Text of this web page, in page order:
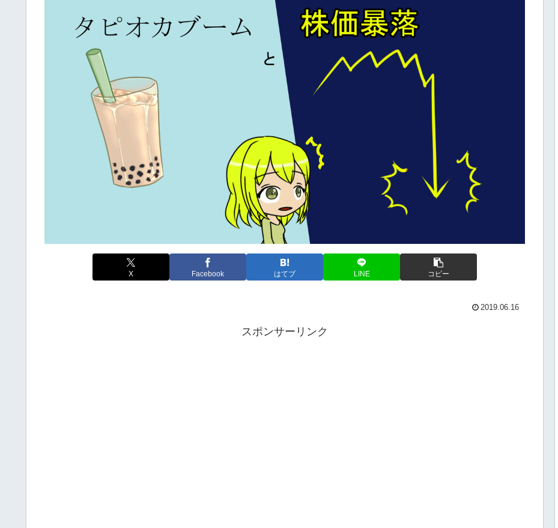
X Facebook はてブ LINE コピー
2019.06.16
スポンサーリンク